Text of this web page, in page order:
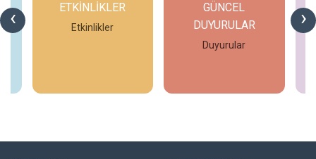
‹ ›
ETKİNLİKLER
Etkinlikler
GÜNCEL
DUYURULAR
Duyurular